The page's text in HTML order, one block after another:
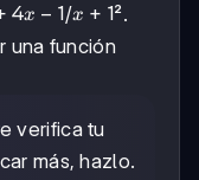
4x − 1/x
+
1
x + 1².
una función
verifica tu
más, hazlo.